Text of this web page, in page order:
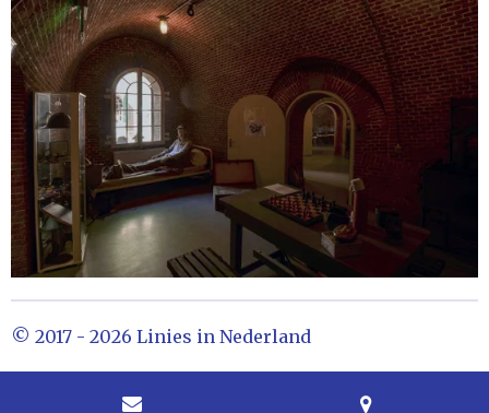
© 2017 - 2026 Linies in Nederland